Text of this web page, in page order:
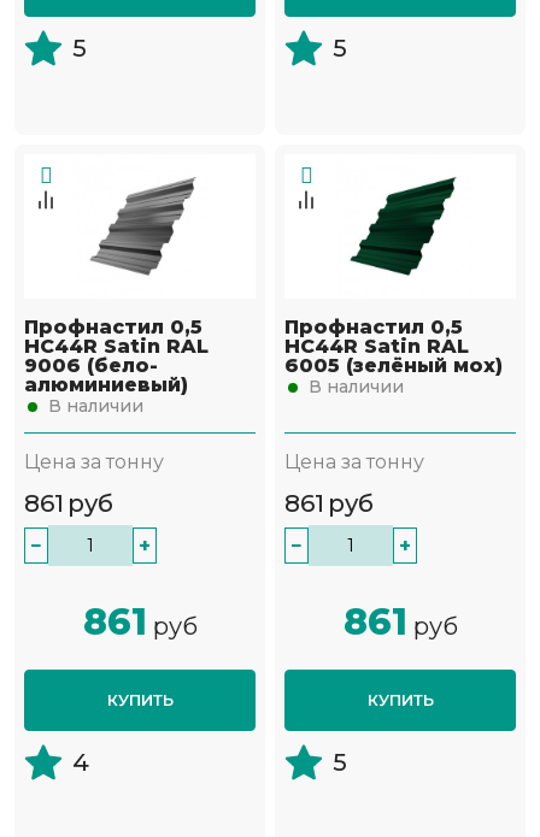
5 5
Профнастил 0,5
НС44R Satin RAL
9006 (бело-
алюминиевый)
В наличии
Цена за тонну
861 руб
− +
861 руб
КУПИТЬ
4
Профнастил 0,5
НС44R Satin RAL
6005 (зелёный мох)
В наличии
Цена за тонну
861 руб
− +
861 руб
КУПИТЬ
5